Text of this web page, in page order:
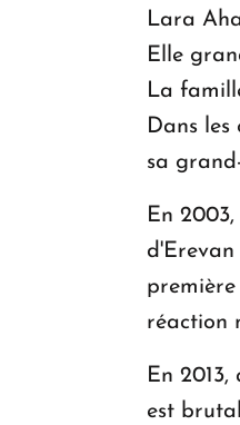
Lara
Elle
La
Dans
sa
En
d'Erevan
réaction
En
est